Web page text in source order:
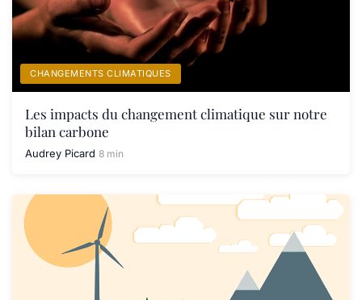
CHANGEMENTS CLIMATIQUES
Les impacts du changement climatique sur notre
bilan carbone
Audrey Picard 8 min